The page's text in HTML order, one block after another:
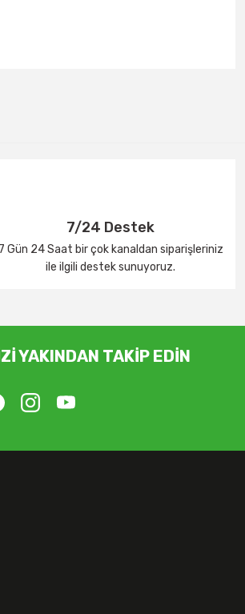
7/24 Destek
7 Gün 24 Saat bir çok kanaldan siparişleriniz
ile ilgili destek sunuyoruz.
YAKINDAN TAKİP EDİN